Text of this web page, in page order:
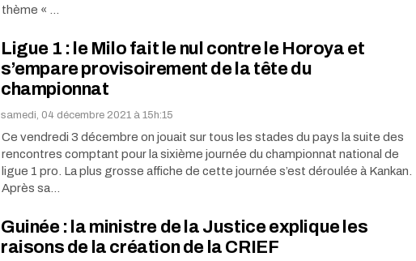
thème « …
Ligue 1 : le Milo fait le nul contre le Horoya et
s’empare provisoirement de la tête du
championnat
samedi, 04 décembre 2021 à 15h:15
Ce vendredi 3 décembre on jouait sur tous les stades du pays la suite des
rencontres comptant pour la sixième journée du championnat national de
ligue 1 pro. La plus grosse affiche de cette journée s’est déroulée à Kankan.
Après sa…
Guinée : la ministre de la Justice explique les
raisons de la création de la CRIEF